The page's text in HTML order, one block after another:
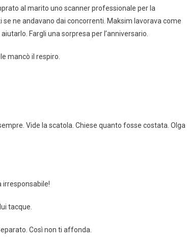
al marito uno scanner professionale per la
ne andavano dai concorrenti. Maksim lavorava come
Fargli una sorpresa per l’anniversario.
mancò il respiro.
Vide la scatola. Chiese quanto fosse costata. Olga
irresponsabile!
tacque.
Così non ti affonda.